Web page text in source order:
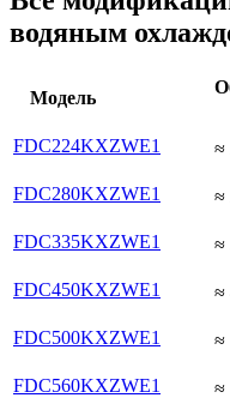
водяным
Модель
FDC224KXZWE1
≈
FDC280KXZWE1
≈
FDC335KXZWE1
≈
FDC450KXZWE1
≈
FDC500KXZWE1
≈
FDC560KXZWE1
≈